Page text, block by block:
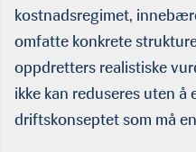
kostnadsregimet,
omfatte konkrete
oppdretters realistiske
ikke kan reduseres uten
driftskonseptet som må